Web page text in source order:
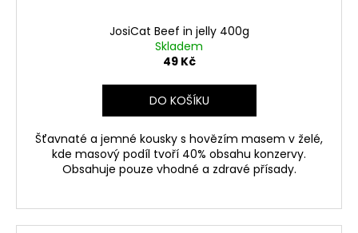
JosiCat Beef in jelly 400g
Skladem
49 Kč
DO KOŠÍKU
Šťavnaté a jemné kousky s hovězím masem v želé,
kde masový podíl tvoří 40% obsahu konzervy.
Obsahuje pouze vhodné a zdravé přísady.